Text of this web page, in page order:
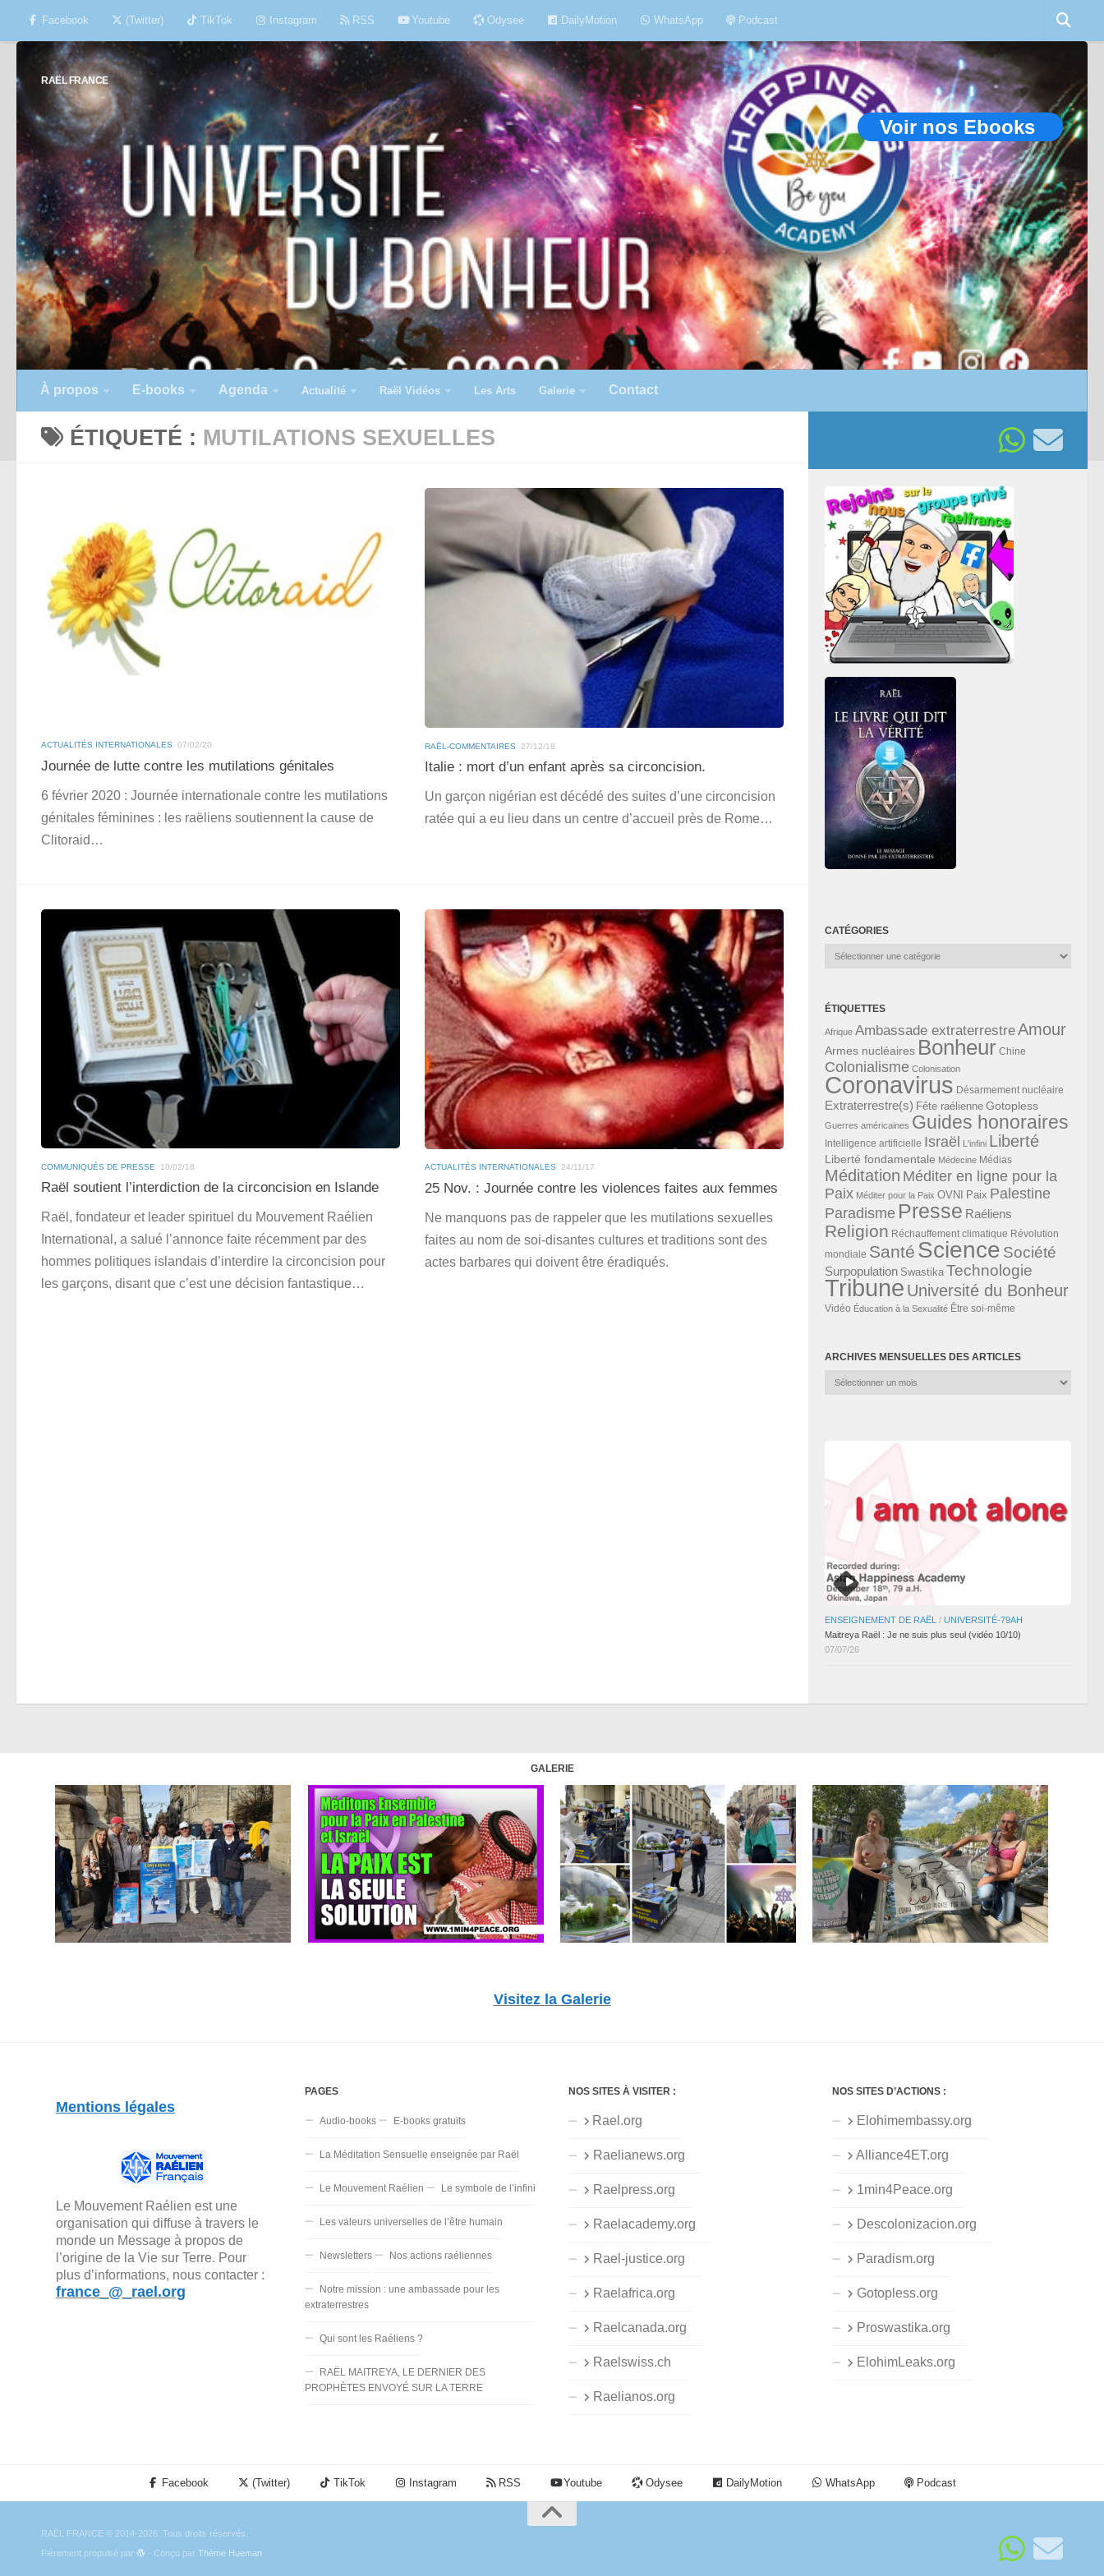
Skip to content
Facebook (Twitter) TikTok Instagram RSS Youtube Odysee DailyMotion WhatsApp Podcast
RAËL FRANCE
Voir nos Ebooks
À propos E-books Agenda Actualité Raël Vidéos Les Arts Galerie Contact
ÉTIQUETÉ : MUTILATIONS SEXUELLES
ACTUALITÉS INTERNATIONALES 07/02/20
Journée de lutte contre les mutilations génitales
6 février 2020 : Journée internationale contre les mutilations
génitales féminines : les raëliens soutiennent la cause de
Clitoraid…
RAËL-COMMENTAIRES 27/12/18
Italie : mort d’un enfant après sa circoncision.
Un garçon nigérian est décédé des suites d’une circoncision
ratée qui a eu lieu dans un centre d’accueil près de Rome…
COMMUNIQUÉS DE PRESSE 10/02/18
Raël soutient l’interdiction de la circoncision en Islande
Raël, fondateur et leader spirituel du Mouvement Raélien
International, a salué l’annonce faite récemment par des
hommes politiques islandais d’interdire la circoncision pour
les garçons, disant que c’est une décision fantastique…
ACTUALITÉS INTERNATIONALES 24/11/17
25 Nov. : Journée contre les violences faites aux femmes
Ne manquons pas de rappeler que les mutilations sexuelles
faites au nom de soi-disantes cultures et traditions sont des
actes barbares qui doivent être éradiqués.
CATÉGORIES
Catégories
ÉTIQUETTES
Afrique Ambassade extraterrestreAmour
Armes nucléaires Bonheur Chine
Colonialisme Colonisation
Coronavirus Désarmement nucléaire
Extraterrestre(s) Fête raélienne Gotopless
Guerres américaines Guides honoraires
Intelligence artificielle Israël L'infini Liberté
Liberté fondamentale Médecine Médias
Méditation Méditer en ligne pour la
Paix Méditer pour la Paix OVNI Paix Palestine
Paradisme Presse Raéliens
Religion Réchauffement climatique Révolution
mondiale Santé Science Société
Surpopulation Swastika Technologie
Tribune Université du Bonheur
Vidéo Éducation à la Sexualité Être soi-même
ARCHIVES MENSUELLES DES ARTICLES
Archives
ENSEIGNEMENT DE RAËL / UNIVERSITÉ-79AH
Maitreya Raël : Je ne suis plus seul (vidéo 10/10)
07/07/26
GALERIE
Visitez la Galerie
Mentions légales
Le Mouvement Raélien est une
organisation qui diffuse à travers le
monde un Message à propos de
l’origine de la Vie sur Terre. Pour
plus d’informations, nous contacter :
france_@_rael.org
PAGES
Audio-books E-books gratuits
La Méditation Sensuelle enseignée par Raël
Le Mouvement Raélien Le symbole de l’infini
Les valeurs universelles de l’être humain
Newsletters Nos actions raéliennes
Notre mission : une ambassade pour les
extraterrestres
Qui sont les Raéliens ?
RAËL MAITREYA, LE DERNIER DES
PROPHÈTES ENVOYÉ SUR LA TERRE
NOS SITES À VISITER :
Rael.org
Raelianews.org
Raelpress.org
Raelacademy.org
Rael-justice.org
Raelafrica.org
Raelcanada.org
Raelswiss.ch
Raelianos.org
NOS SITES D’ACTIONS :
Elohimembassy.org
Alliance4ET.org
1min4Peace.org
Descolonizacion.org
Paradism.org
Gotopless.org
Proswastika.org
ElohimLeaks.org
Facebook (Twitter) TikTok Instagram RSS Youtube Odysee DailyMotion WhatsApp Podcast
RAËL FRANCE © 2014-2026. Tous droits réservés.
Fièrement propulsé par
- Conçu par Thème Hueman